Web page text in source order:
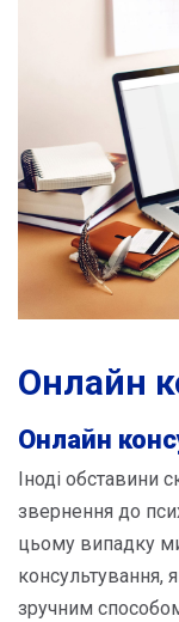
Онлайн
Онлайн
Іноді обставини
звернення до
цьому випадку
консультування,
зручним